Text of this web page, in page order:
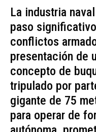
La industria
paso
conflictos
presentación de
concepto de
tripulado por
gigante de 75
para operar de